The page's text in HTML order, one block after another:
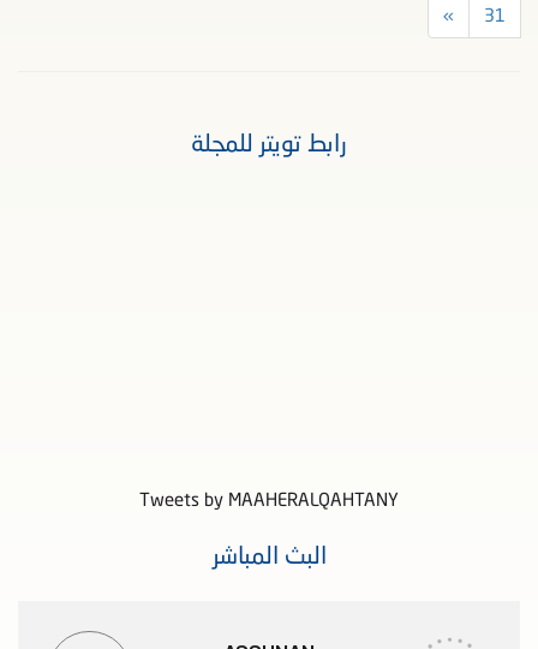
31
»
رابط تويتر للمجلة
Tweets by MAAHERALQAHTANY
البث المباشر